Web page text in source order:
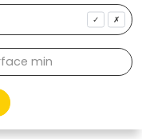
✓ ✗